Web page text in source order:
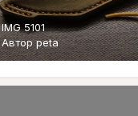
IMG 5101
Авторpeta